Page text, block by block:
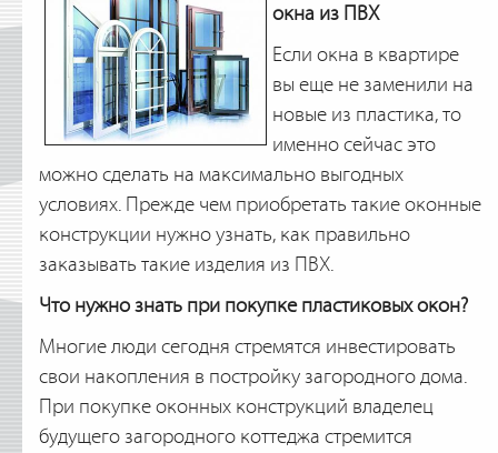
окна из ПВХ
Если окна в квартире
вы еще не заменили на
новые из пластика, то
именно сейчас это
можно сделать на максимально выгодных
условиях. Прежде чем приобретать такие оконные
конструкции нужно узнать, как правильно
заказывать такие изделия из ПВХ.
Что нужно знать при покупке пластиковых окон?
Многие люди сегодня стремятся инвестировать
свои накопления в постройку загородного дома.
При покупке оконных конструкций владелец
будущего загородного коттеджа стремится